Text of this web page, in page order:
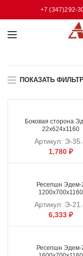
+7 (347)292-
ПОКАЗАТЬ
Боковая сторона
22х624х1160
Артикул: Э-
1,780 ₽
Ресепшн Эдем-
1200х700х1160
Артикул: Э-
6,333 ₽
Ресепшн Эдем-